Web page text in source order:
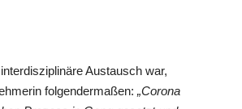
Austausch war,
folgendermaßen:„Corona